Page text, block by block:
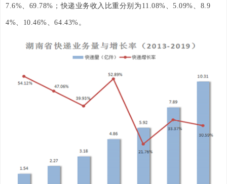
7.6%、69.78%；快递业务收入比重分别为11.08%、5.09%、8.9
4%、10.46%、64.43%。